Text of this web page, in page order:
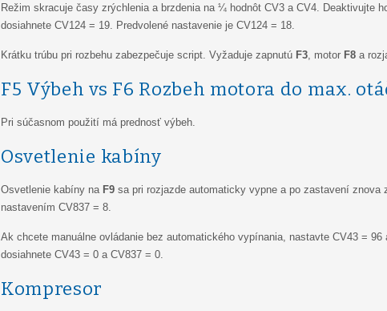
Režim skracuje časy zrýchlenia a brzdenia na ¼ hodnôt CV3 a CV4. Deaktivujte
dosiahnete CV124 = 19. Predvolené nastavenie je CV124 = 18.
Krátku trúbu pri rozbehu zabezpečuje script. Vyžaduje zapnutú F3, motor F8 a
F5 Výbeh vs F6 Rozbeh motora do max.
Pri súčasnom použití má prednosť výbeh.
Osvetlenie kabíny
Osvetlenie kabíny na F9 sa pri rozjazde automaticky vypne a po zastavení znova
nastavením CV837 = 8.
Ak chcete manuálne ovládanie bez automatického vypínania, nastavte CV43 =
dosiahnete CV43 = 0 a CV837 = 0.
Kompresor